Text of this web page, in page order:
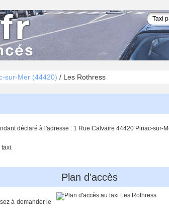
sur-Mer (44420) / Les Rothress
déclaré à l'adresse : 1 Rue Calvaire 44420 Piriac-sur-
taxi.
à demander le
Plan d'accès